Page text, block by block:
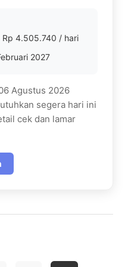
4.505.740 / hari
2027
Agustus 2026
segera hari ini
cek dan lamar